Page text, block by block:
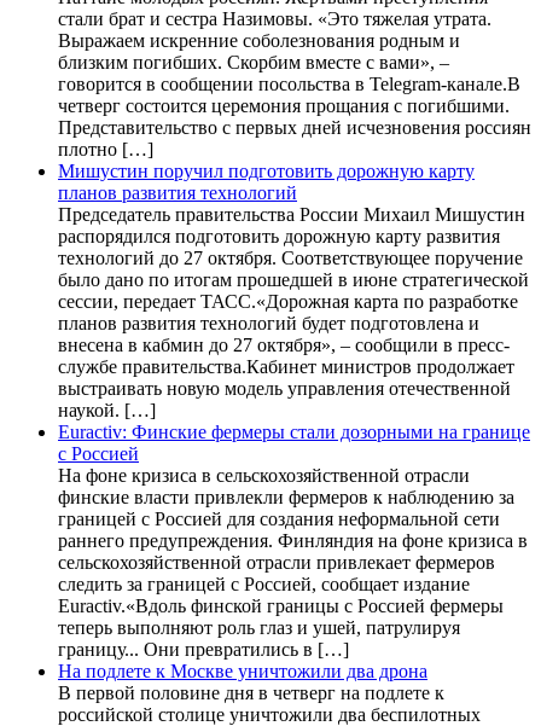
стали брат и сестра Назимовы. «Это тяжелая утрата.
Выражаем искренние соболезнования родным и
близким погибших. Скорбим вместе с вами», –
говорится в сообщении посольства в Telegram-канале.В
четверг состоится церемония прощания с погибшими.
Представительство с первых дней исчезновения россиян
плотно […]
Мишустин поручил подготовить дорожную карту
планов развития технологий
Председатель правительства России Михаил Мишустин
распорядился подготовить дорожную карту развития
технологий до 27 октября. Соответствующее поручение
было дано по итогам прошедшей в июне стратегической
сессии, передает ТАСС.«Дорожная карта по разработке
планов развития технологий будет подготовлена и
внесена в кабмин до 27 октября», – сообщили в пресс-
службе правительства.Кабинет министров продолжает
выстраивать новую модель управления отечественной
наукой. […]
Euractiv: Финские фермеры стали дозорными на границе
с Россией
На фоне кризиса в сельскохозяйственной отрасли
финские власти привлекли фермеров к наблюдению за
границей с Россией для создания неформальной сети
раннего предупреждения. Финляндия на фоне кризиса в
сельскохозяйственной отрасли привлекает фермеров
следить за границей с Россией, сообщает издание
Euractiv.«Вдоль финской границы с Россией фермеры
теперь выполняют роль глаз и ушей, патрулируя
границу... Они превратились в […]
На подлете к Москве уничтожили два дрона
В первой половине дня в четверг на подлете к
российской столице уничтожили два беспилотных